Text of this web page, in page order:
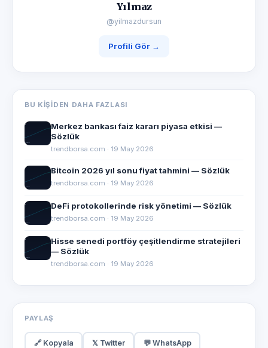
Yılmaz
@yilmazdursun
Profili Gör →
BU KIŞIDEN DAHA FAZLASI
Merkez bankası faiz kararı piyasa etkisi —
Sözlük
trendborsa.com · 19 May 2026
Bitcoin 2026 yıl sonu fiyat tahmini — Sözlük
trendborsa.com · 19 May 2026
DeFi protokollerinde risk yönetimi — Sözlük
trendborsa.com · 19 May 2026
Hisse senedi portföy çeşitlendirme stratejileri
— Sözlük
trendborsa.com · 19 May 2026
PAYLAŞ
🔗 Kopyala 𝕏 Twitter 💬 WhatsApp